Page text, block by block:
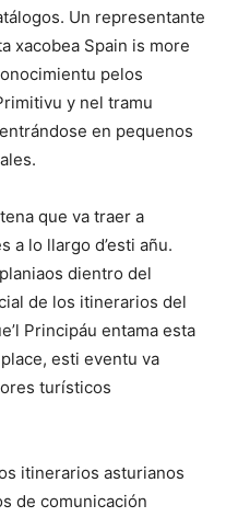
Un representante
xacobea Spain is more
pelos
y nel tramu
en pequenos
que va traer a
a lo llargo d’esti añu.
dientro del
de los itinerarios del
Principáu entama esta
esti eventu va
turísticos
itinerarios asturianos
de comunicación